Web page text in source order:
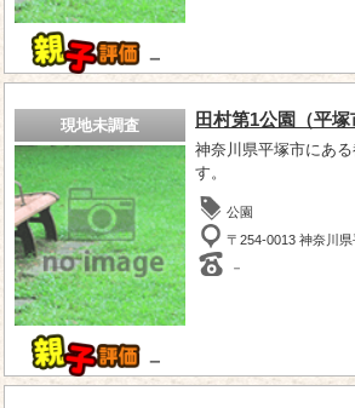
－
現地未調査
－
田村第1公園（平塚
神奈川県平塚市にあ
す。
公園
〒254-0013 神奈川
－